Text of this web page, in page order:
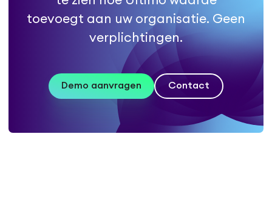
toevoegt aan uw organisatie. Geen
verplichtingen.
Demo aanvragen Contact